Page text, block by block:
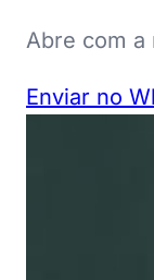
Abre com a
Enviar no